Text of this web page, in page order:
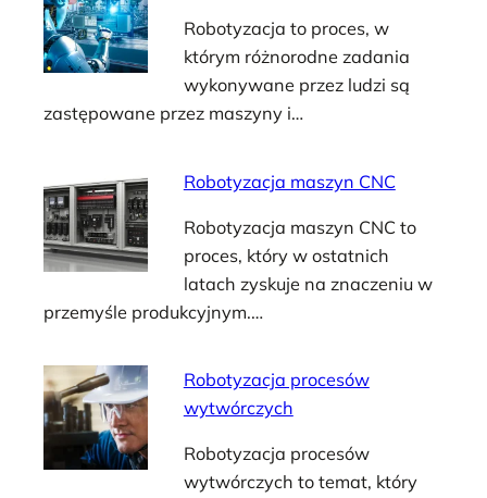
Robotyzacja to proces, w
którym różnorodne zadania
wykonywane przez ludzi są
zastępowane przez maszyny i…
Robotyzacja maszyn CNC
Robotyzacja maszyn CNC to
proces, który w ostatnich
latach zyskuje na znaczeniu w
przemyśle produkcyjnym.…
Robotyzacja procesów
wytwórczych
Robotyzacja procesów
wytwórczych to temat, który